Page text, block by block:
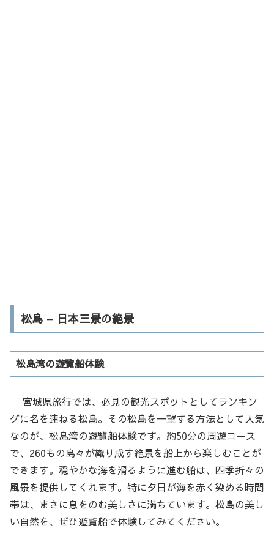
松島 – 日本三景の絶景
松島湾の遊覧船体験
宮城県旅行では、必見の観光スポットとしてランキン
グに名を連ねる松島。その松島を一望する方法として人気
なのが、松島湾の遊覧船体験です。約50分の周遊コース
で、260もの島々が織り成す絶景を船上から楽しむことが
できます。穏やかな海を滑るように進む船は、四季折々の
風景を提供してくれます。特に夕日が海を赤く染める時間
帯は、まさに息をのむ美しさに満ちています。松島の美し
い自然を、ぜひ遊覧船で体験してみてください。